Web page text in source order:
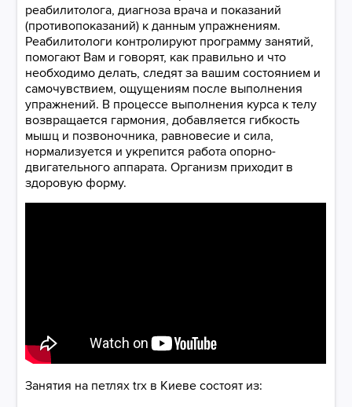
реабилитолога, диагноза врача и показаний
(противопоказаний) к данным упражнениям.
Реабилитологи контролируют программу занятий,
помогают Вам и говорят, как правильно и что
необходимо делать, следят за вашим состоянием и
самочувствием, ощущениям после выполнения
упражнений. В процессе выполнения курса к телу
возвращается гармония, добавляется гибкость
мышц и позвоночника, равновесие и сила,
нормализуется и укрепится работа опорно-
двигательного аппарата. Организм приходит в
здоровую форму.
Занятия на петлях trx в Киеве состоят из: